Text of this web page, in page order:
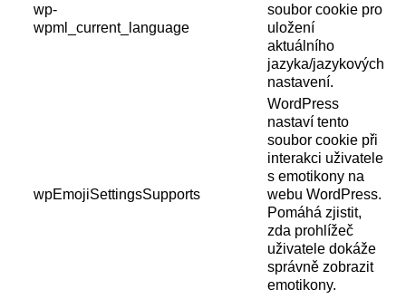
wp-
wpml_current_language
soubor cookie pro
uložení
aktuálního
jazyka/jazykových
nastavení.
wpEmojiSettingsSupports
WordPress
nastaví tento
soubor cookie při
interakci uživatele
s emotikony na
webu WordPress.
Pomáhá zjistit,
zda prohlížeč
uživatele dokáže
správně zobrazit
emotikony.